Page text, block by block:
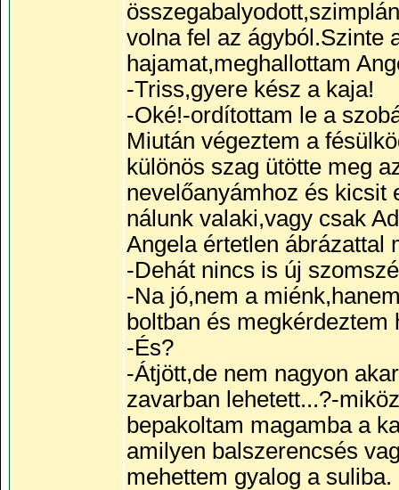
volna fel az ágyból.Szinte
hajamat,meghallottam
-Triss,gyere kész a kaja!
-Oké!-ordítottam le a
Miután végeztem a
különös szag ütötte meg
nevelőanyámhoz és kicsit
nálunk valaki,vagy csak
Angela értetlen ábrázattal
-Dehát nincs is új
-Na jó,nem a
boltban és megkérdeztem
-És?
-Átjött,de nem nagyon
zavarban lehetett...?-
bepakoltam magamba a
amilyen balszerencsés
mehettem gyalog a suliba.